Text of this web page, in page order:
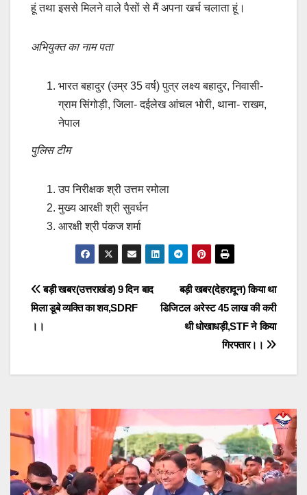
हूं तथा इससे मिलने वाले पैसों से मैं अपना खर्च चलाता हूं।
अभियुक्त का नाम पता
भारत बहादुर (उम्र 35 वर्ष) पुत्र लक्ष्य बहादुर, निवासी-
ग्राम सिंगोड़ी, जिला- दईलेख आंचल भोरी, थाना- राखम,
नेपाल
पुलिस टीम
उप निरीक्षक श्री उत्तम रमोला
मुख्य आरक्षी श्री सुवर्धन
आरक्षी श्री पंकज शर्मा
Post
navigation
बड़ी खबर(देहरादून) किया था
डिजिटल अरेस्ट 45 लाख की करी
थी धोखाधड़ी,STF ने किया
गिरफ्तार।।
बड़ी खबर(उत्तराखंड) 9 दिन बाद
मिला डूबे व्यक्ति का शव,SDRF
।।